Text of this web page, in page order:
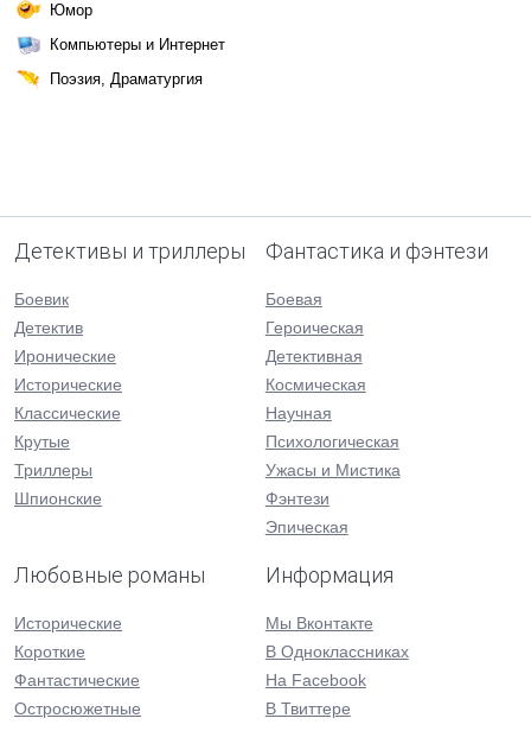
Юмор
Компьютеры и Интернет
Поэзия, Драматургия
Детективы и триллеры
Боевик
Детектив
Иронические
Исторические
Классические
Крутые
Триллеры
Шпионские
Фантастика и фэнтези
Боевая
Героическая
Детективная
Космическая
Научная
Психологическая
Ужасы и Мистика
Фэнтези
Эпическая
Любовные романы
Исторические
Короткие
Фантастические
Остросюжетные
Информация
Мы Вконтакте
В Одноклассниках
На Facebook
В Твиттере